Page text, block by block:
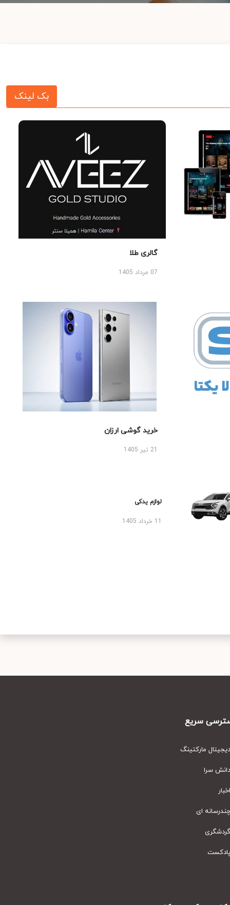
بک لینک
گالری طلا
07 مرداد 1405
خرید گوشی ارزان
لوازم یدکی
سریع
مارکتینگ
سرا
ای